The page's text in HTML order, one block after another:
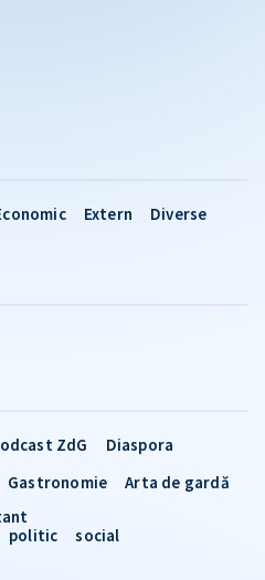
Extern Diverse
ZdG
Diaspora
Gastronomie
Arta de gardă
politic social